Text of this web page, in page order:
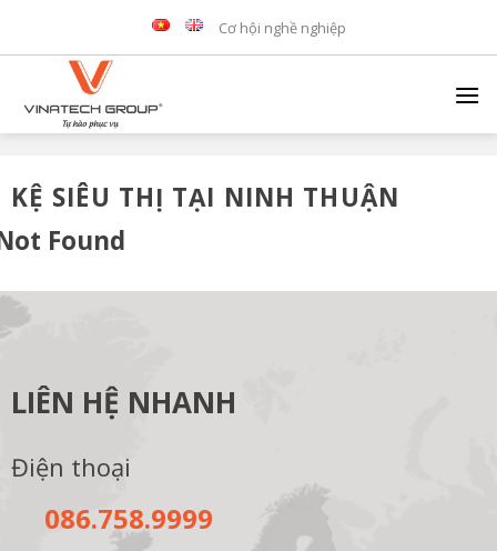
Cơ hội nghề nghiệp
KỆ SIÊU THỊ TẠI NINH THUẬN
Found
LIÊN HỆ NHANH
Điện thoại
086.758.9999